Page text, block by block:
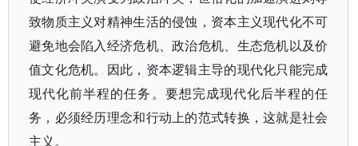
致物质主义对精神生活的侵蚀，资本主义现代化不可
避免地会陷入经济危机、政治危机、生态危机以及价
值文化危机。因此，资本逻辑主导的现代化只能完成
现代化前半程的任务。要想完成现代化后半程的任
务，必须经历理念和行动上的范式转换，这就是社会
主义。